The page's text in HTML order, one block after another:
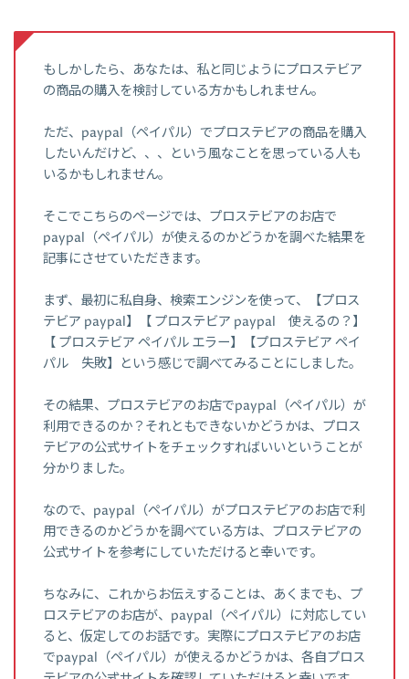
もしかしたら、あなたは、私と同じようにプロステビア
の商品の購入を検討している方かもしれません。
ただ、paypal（ペイパル）でプロステビアの商品を購入
したいんだけど、、、という風なことを思っている人も
いるかもしれません。
そこでこちらのページでは、プロステビアのお店で
paypal（ペイパル）が使えるのかどうかを調べた結果を
記事にさせていただきます。
まず、最初に私自身、検索エンジンを使って、【プロス
テビア paypal】【 プロステビア paypal 使えるの？】
【 プロステビア ペイパル エラー】【プロステビア ペイ
パル 失敗】という感じで調べてみることにしました。
その結果、プロステビアのお店でpaypal（ペイパル）が
利用できるのか？それともできないかどうかは、プロス
テビアの公式サイトをチェックすればいいということが
分かりました。
なので、paypal（ペイパル）がプロステビアのお店で利
用できるのかどうかを調べている方は、プロステビアの
公式サイトを参考にしていただけると幸いです。
ちなみに、これからお伝えすることは、あくまでも、プ
ロステビアのお店が、paypal（ペイパル）に対応してい
ると、仮定してのお話です。実際にプロステビアのお店
でpaypal（ペイパル）が使えるかどうかは、各自プロス